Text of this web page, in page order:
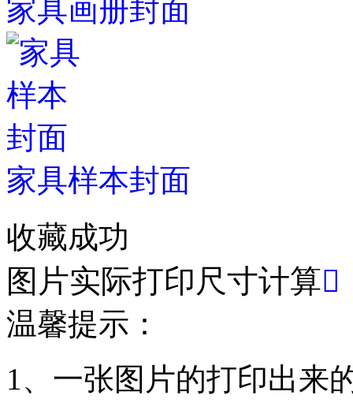
家具画册封面
家具样本封面
收藏成功
图片实际打印尺寸计算
温馨提示：
1、一张图片的打印出来